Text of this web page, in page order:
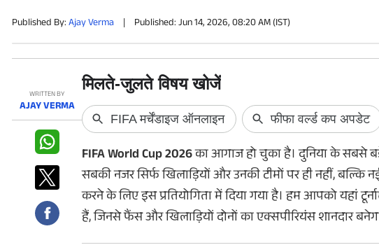
फोटो
वीडियो
वेब स्टोरी
ऐप्स
डील्स
Published By:Ajay Verma | Published: Jun 14, 2026, 08:20 AM (IST)
WRITTEN BY
AJAY VERMA
FIFA World Cup 2026का आगाज हो चुका है। दुनिया के सबसे
सबकी नजर सिर्फ खिलाड़ियों और उनकी टीमों पर ही नहीं, बल्कि
करने के लिए इस प्रतियोगिता में दिया गया है। हम आपको यहां
हैं, जिनसे फैंस और खिलाड़ियों दोनों का एक्सपीरियंस शानदार